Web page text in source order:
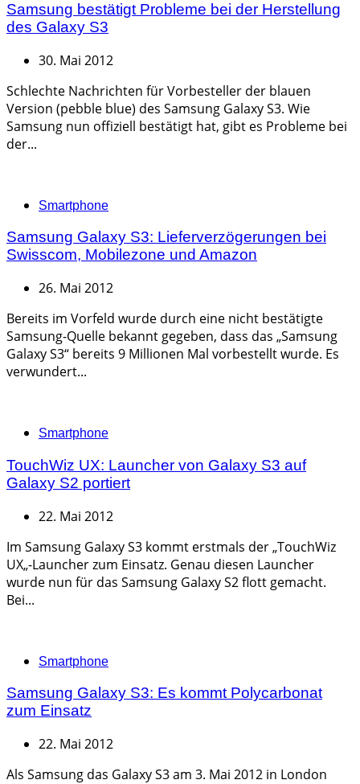
Samsung bestätigt Probleme bei der Herstellung
des Galaxy S3
30. Mai 2012
Schlechte Nachrichten für Vorbesteller der blauen
Version (pebble blue) des Samsung Galaxy S3. Wie
Samsung nun offiziell bestätigt hat, gibt es Probleme bei
der...
Categories
Smartphone
Samsung Galaxy S3: Lieferverzögerungen bei
Swisscom, Mobilezone und Amazon
26. Mai 2012
Bereits im Vorfeld wurde durch eine nicht bestätigte
Samsung-Quelle bekannt gegeben, dass das „Samsung
Galaxy S3“ bereits 9 Millionen Mal vorbestellt wurde. Es
verwundert...
Categories
Smartphone
TouchWiz UX: Launcher von Galaxy S3 auf
Galaxy S2 portiert
22. Mai 2012
Im Samsung Galaxy S3 kommt erstmals der „TouchWiz
UX„-Launcher zum Einsatz. Genau diesen Launcher
wurde nun für das Samsung Galaxy S2 flott gemacht.
Bei...
Categories
Smartphone
Samsung Galaxy S3: Es kommt Polycarbonat
zum Einsatz
22. Mai 2012
Als Samsung das Galaxy S3 am 3. Mai 2012 in London